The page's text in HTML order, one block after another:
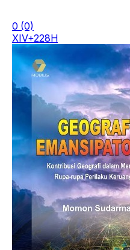
0 (0)
XIV+228H